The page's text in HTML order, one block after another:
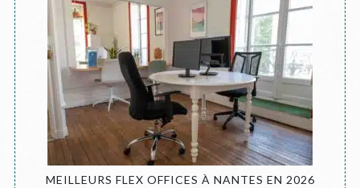
MEILLEURS FLEX OFFICES À NANTES EN 2026